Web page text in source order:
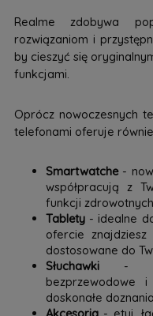
Realme zdobywa
rozwiązaniom i
by cieszyć się
funkcjami.
Oprócz nowoczesnych
telefonami oferuje
Smartwatche-
współpracują z
funkcji
Tablety- idealne
ofercie
dostosowane do
Słuchawki-
bezprzewodowe
doskonałe